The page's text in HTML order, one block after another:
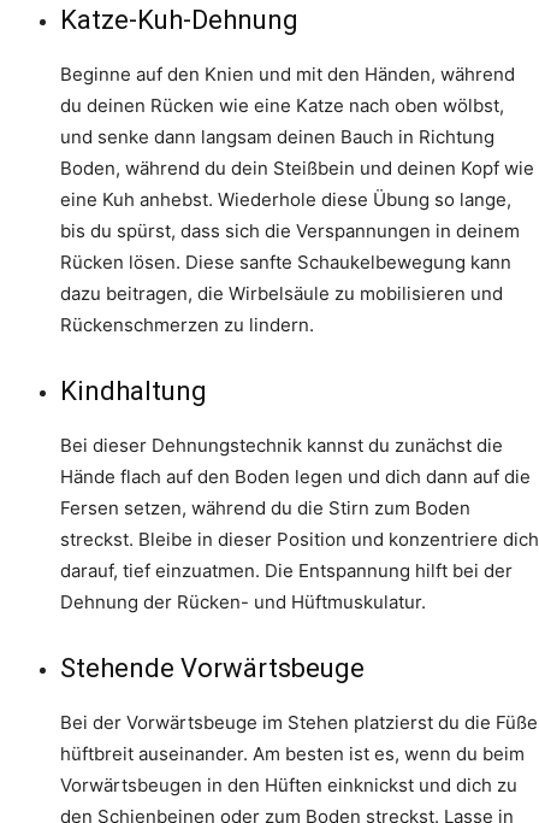
Katze-Kuh-Dehnung
Beginne auf den Knien und mit den Händen, während
du deinen Rücken wie eine Katze nach oben wölbst,
und senke dann langsam deinen Bauch in Richtung
Boden, während du dein Steißbein und deinen Kopf wie
eine Kuh anhebst. Wiederhole diese Übung so lange,
bis du spürst, dass sich die Verspannungen in deinem
Rücken lösen. Diese sanfte Schaukelbewegung kann
dazu beitragen, die Wirbelsäule zu mobilisieren und
Rückenschmerzen zu lindern.
Kindhaltung
Bei dieser Dehnungstechnik kannst du zunächst die
Hände flach auf den Boden legen und dich dann auf die
Fersen setzen, während du die Stirn zum Boden
streckst. Bleibe in dieser Position und konzentriere dich
darauf, tief einzuatmen. Die Entspannung hilft bei der
Dehnung der Rücken- und Hüftmuskulatur.
Stehende Vorwärtsbeuge
Bei der Vorwärtsbeuge im Stehen platzierst du die Füße
hüftbreit auseinander. Am besten ist es, wenn du beim
Vorwärtsbeugen in den Hüften einknickst und dich zu
den Schienbeinen oder zum Boden streckst. Lasse in